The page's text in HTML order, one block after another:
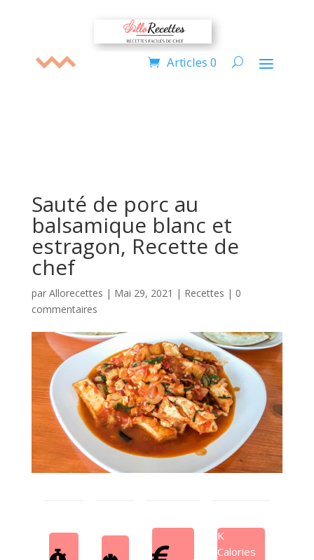
Articles 0
Sauté de porc au
balsamique blanc et
estragon, Recette de
chef
par Allorecettes | Mai 29, 2021 | Recettes | 0
commentaires
K
Calories